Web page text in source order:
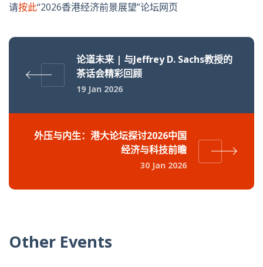
请按此“2026香港经济前景展望”论坛网页
论道未来 | 与Jeffrey D. Sachs教授的
茶话会精彩回顾
19 Jan 2026
外压与内生：港大论坛探讨2026中国
经济与科技前瞻
30 Jan 2026
Other Events